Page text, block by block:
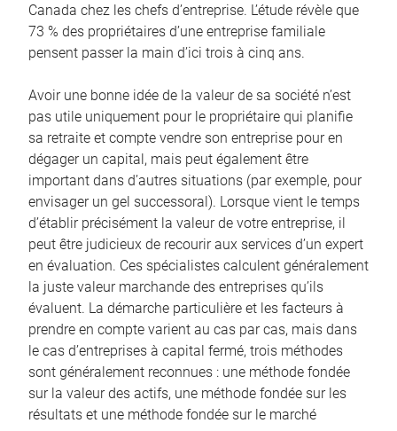
Canada chez les chefs d’entreprise. L’étude révèle que
73 % des propriétaires d’une entreprise familiale
pensent passer la main d’ici trois à cinq ans.
Avoir une bonne idée de la valeur de sa société n’est
pas utile uniquement pour le propriétaire qui planifie
sa retraite et compte vendre son entreprise pour en
dégager un capital, mais peut également être
important dans d’autres situations (par exemple, pour
envisager un gel successoral). Lorsque vient le temps
d’établir précisément la valeur de votre entreprise, il
peut être judicieux de recourir aux services d’un expert
en évaluation. Ces spécialistes calculent généralement
la juste valeur marchande des entreprises qu’ils
évaluent. La démarche particulière et les facteurs à
prendre en compte varient au cas par cas, mais dans
le cas d’entreprises à capital fermé, trois méthodes
sont généralement reconnues : une méthode fondée
sur la valeur des actifs, une méthode fondée sur les
résultats et une méthode fondée sur le marché